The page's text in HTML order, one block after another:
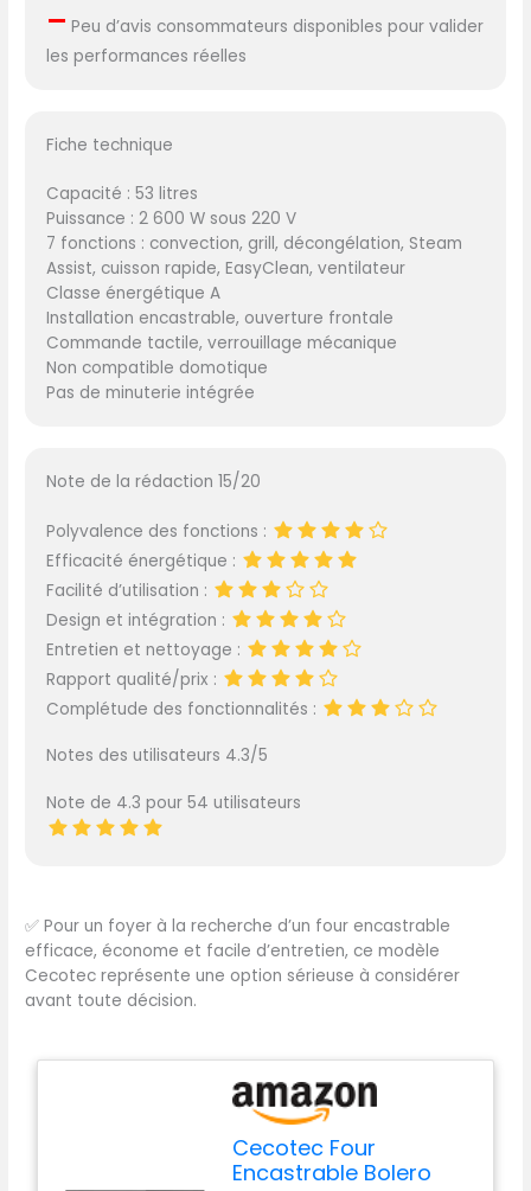
– Peu d’avis consommateurs disponibles pour valider
les performances réelles
Fiche technique
Capacité : 53 litres
Puissance : 2 600 W sous 220 V
7 fonctions : convection, grill, décongélation, Steam
Assist, cuisson rapide, EasyClean, ventilateur
Classe énergétique A
Installation encastrable, ouverture frontale
Commande tactile, verrouillage mécanique
Non compatible domotique
Pas de minuterie intégrée
Note de la rédaction 15/20
Polyvalence des fonctions :
Efficacité énergétique :
Facilité d’utilisation :
Design et intégration :
Entretien et nettoyage :
Rapport qualité/prix :
Complétude des fonctionnalités :
Notes des utilisateurs 4.3/5
Note de 4.3 pour 54 utilisateurs
✅ Pour un foyer à la recherche d’un four encastrable
efficace, économe et facile d’entretien, ce modèle
Cecotec représente une option sérieuse à considérer
avant toute décision.
Cecotec Four
Encastrable Bolero